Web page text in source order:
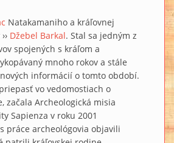
Natakamaniho a kráľovnej
Džebel Barkal. Stal sa jedným z
spojených s kráľom a
mnoho rokov a stále
informácií o tomto období.
vo vedomostiach o
začala Archeologická misia
Sapienza v roku 2001
práce archeológovia objavili